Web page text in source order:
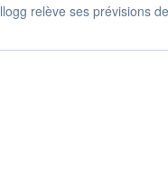
relève ses prévisions